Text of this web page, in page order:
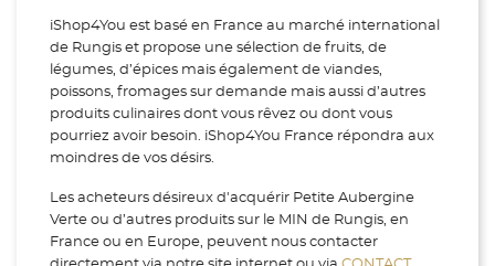
iShop4You est basé en France au marché international
de Rungis et propose une sélection de fruits, de
légumes, d’épices mais également de viandes,
poissons, fromages sur demande mais aussi d’autres
produits culinaires dont vous rêvez ou dont vous
pourriez avoir besoin. iShop4You France répondra aux
moindres de vos désirs.
Les acheteurs désireux d'acquérir Petite Aubergine
Verte ou d’autres produits sur le MIN de Rungis, en
France ou en Europe, peuvent nous contacter